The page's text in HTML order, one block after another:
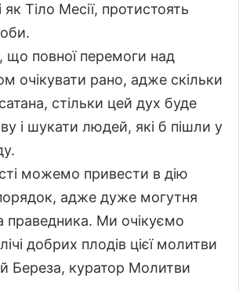
як Тіло Месії, протистоять
повної перемоги над
очікувати рано, адже скільки
стільки цей дух буде
і шукати людей, які б пішли у
можемо привести в дію
адже дуже могутня
праведника. Ми очікуємо
добрих плодів цієї молитви
Береза, куратор Молитви